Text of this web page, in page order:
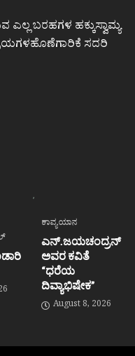
ಬರಹಗಳ ಹಕ್ಕುಸ್ವಾಮ್ಯ
ಸದರಿ
ಕಾವ್ಯಯಾನ
ಎನ್.ಜಯಚಂದ್ರನ್
ಅವರ ಕವಿತೆ
“ಧರೆಯ
ದಿವ್ಯಾಭಿಷೇಕ”
August 8, 2026